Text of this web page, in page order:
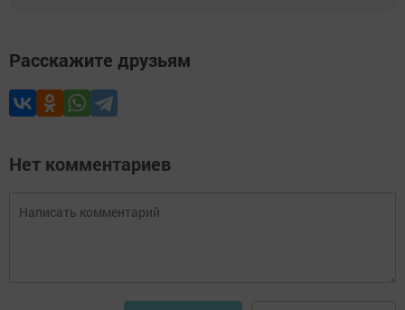
Расскажите друзьям
Нет комментариев